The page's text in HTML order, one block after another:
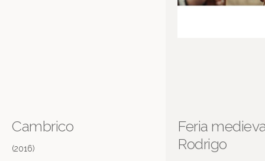
Cambrico
(2016)
Feria
Rodrigo